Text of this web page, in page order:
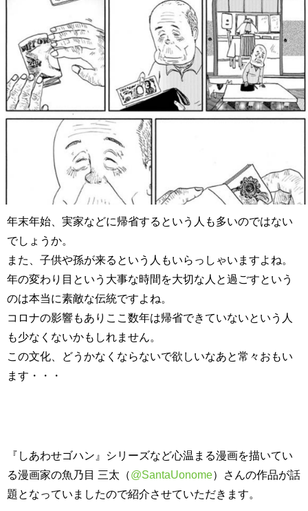
年末年始、実家などに帰省するという人も多いのではない
でしょうか。
また、子供や孫が来るという人もいらっしゃいますよね。
年の変わり目という大事な時間を大切な人と過ごすという
のは本当に素敵な伝統ですよね。
コロナの影響もありここ数年は帰省できていないという人
も少なくないかもしれません。
この文化、どうかなくならないで欲しいなあと常々おもい
ます・・・
『しあわせゴハン』シリーズなど心温まる漫画を描いてい
る漫画家の魚乃目 三太（@SantaUonome）さんの作品が話
題となっていましたので紹介させていただきます。